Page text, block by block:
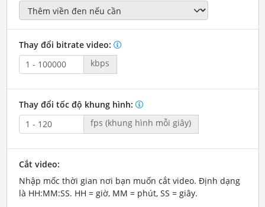
Thay đổi bitrate video:
kbps
Thay đổi tốc độ khung hình:
fps (khung hình mỗi giây)
Cắt video:
Nhập mốc thời gian nơi bạn muốn cắt video. Định dạng
là HH:MM:SS. HH = giờ, MM = phút, SS = giây.